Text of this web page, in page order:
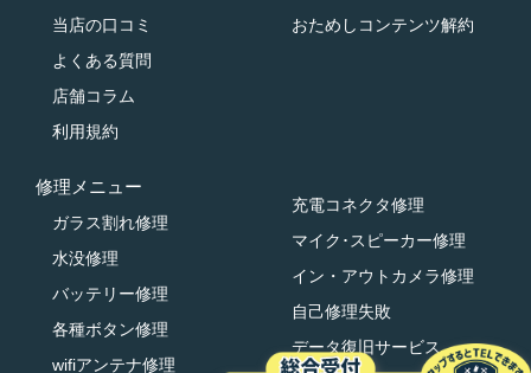
当店の口コミ
よくある質問
店舗コラム
利用規約
おためしコンテンツ解約
修理メニュー
ガラス割れ修理
水没修理
バッテリー修理
各種ボタン修理
wifiアンテナ修理
充電コネクタ修理
マイク･スピーカー修理
イン・アウトカメラ修理
自己修理失敗
データ復旧サービス